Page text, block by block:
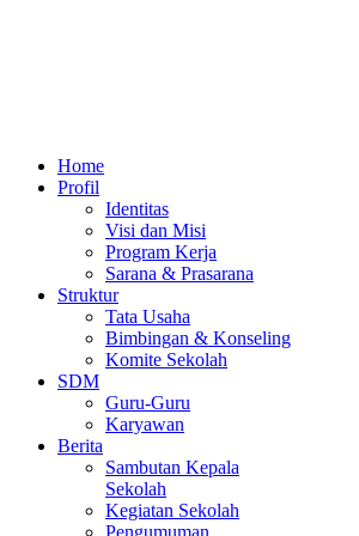
Home
Profil
Identitas
Visi dan Misi
Program Kerja
Sarana & Prasarana
Struktur
Tata Usaha
Bimbingan & Konseling
Komite Sekolah
SDM
Guru-Guru
Karyawan
Berita
Sambutan Kepala
Sekolah
Kegiatan Sekolah
Pengumuman